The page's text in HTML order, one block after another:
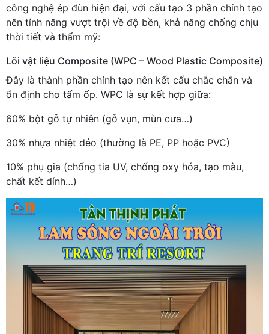
công nghệ ép đùn hiện đại, với cấu tạo 3 phần chính tạo
nên tính năng vượt trội về độ bền, khả năng chống chịu
thời tiết và thẩm mỹ:
Lõi vật liệu Composite (WPC – Wood Plastic Composite)
Đây là thành phần chính tạo nên kết cấu chắc chắn và
ổn định cho tấm ốp. WPC là sự kết hợp giữa:
60% bột gỗ tự nhiên (gỗ vụn, mùn cưa…)
30% nhựa nhiệt dẻo (thường là PE, PP hoặc PVC)
10% phụ gia (chống tia UV, chống oxy hóa, tạo màu,
chất kết dính…)